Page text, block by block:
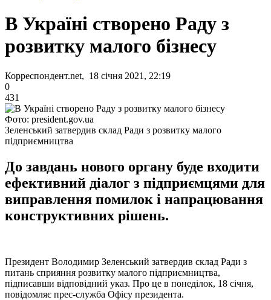
В Україні створено Раду з
розвитку малого бізнесу
Корреспондент.net, 18 січня 2021, 22:19
0
431
Фото: president.gov.ua
Зеленський затвердив склад Ради з розвитку малого
підприємництва
До завдань нового органу буде входити
ефективний діалог з підприємцями для
виправлення помилок і напрацювання
конструктивних рішень.
Президент Володимир Зеленський затвердив склад Ради з
питань сприяння розвитку малого підприємництва,
підписавши відповідний указ. Про це в понеділок, 18 січня,
повідомляє прес-служба Офісу президента.